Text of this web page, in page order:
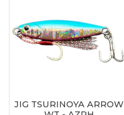
JIG TSURINOYA ARROW